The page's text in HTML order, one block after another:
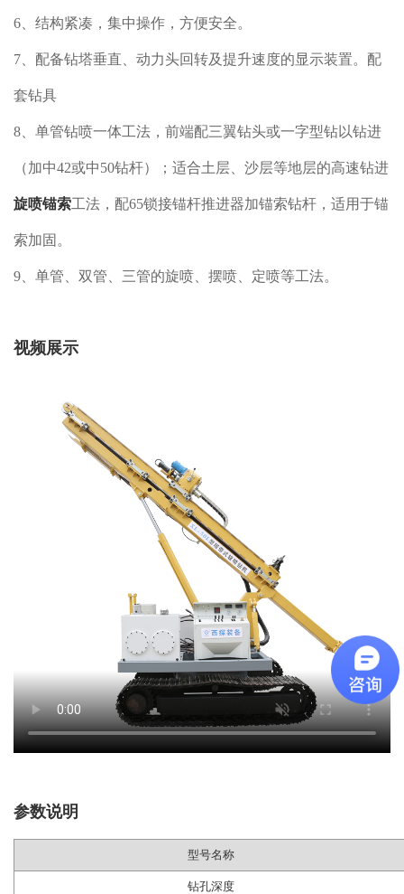
6、结构紧凑，集中操作，方便安全。
7、配备钻塔垂直、动力头回转及提升速度的显示装置。配
套钻具
8、单管钻喷一体工法，前端配三翼钻头或一字型钻以钻进
（加中42或中50钻杆）；适合土层、沙层等地层的高速钻进
旋喷锚索工法，配65锁接锚杆推进器加锚索钻杆，适用于锚
索加固。
9、单管、双管、三管的旋喷、摆喷、定喷等工法。
视频展示
参数说明
型号名称
钻孔深度